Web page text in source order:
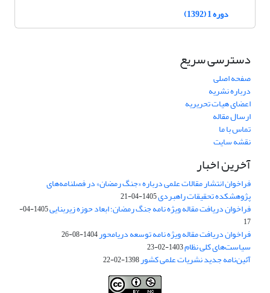
دوره 1 (1392)
دسترسی سریع
صفحه اصلی
درباره نشریه
اعضای هیات تحریریه
ارسال مقاله
تماس با ما
نقشه سایت
آخرین اخبار
فراخوان انتشار مقالات علمی درباره «جنگ رمضان» در فصلنامه‌های
پژوهشکده تحقیقات راهبردی1405-04-21
فراخوان دریافت مقاله ویژه نامه جنگ رمضان؛ ابعاد حوزه زیربنایی
1405-04-
17
فراخوان دریافت مقاله ویژه نامه توسعه دریامحور1404-08-26
سیاست‌های کلی نظام1403-02-23
آئین‌نامه جدید نشریات علمی کشور1398-02-22